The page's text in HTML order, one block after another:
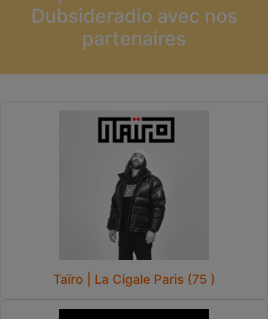
Dubsideradio avec nos
partenaires
Taïro | La Cigale Paris (75 )